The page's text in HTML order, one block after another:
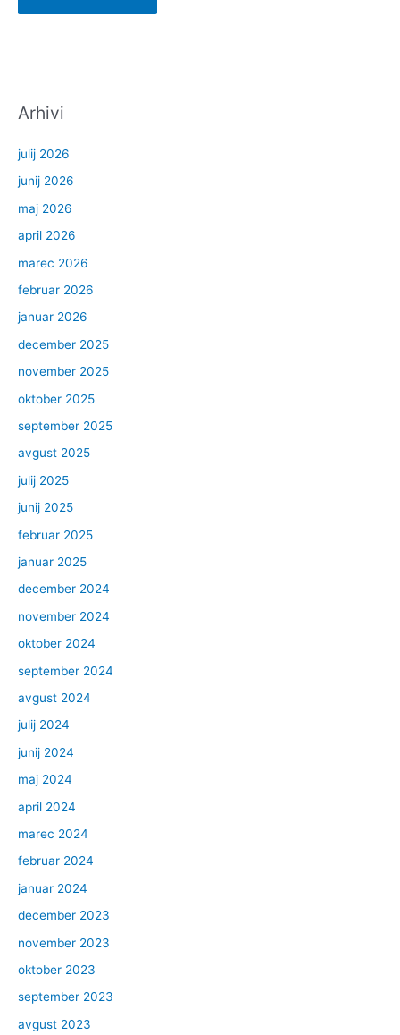
Arhivi
julij 2026
junij 2026
maj 2026
april 2026
marec 2026
februar 2026
januar 2026
december 2025
november 2025
oktober 2025
september 2025
avgust 2025
julij 2025
junij 2025
februar 2025
januar 2025
december 2024
november 2024
oktober 2024
september 2024
avgust 2024
julij 2024
junij 2024
maj 2024
april 2024
marec 2024
februar 2024
januar 2024
december 2023
november 2023
oktober 2023
september 2023
avgust 2023